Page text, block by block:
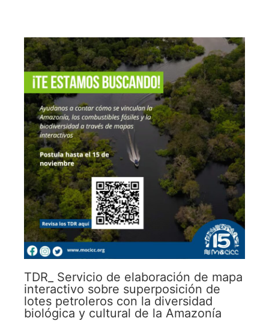
TDR_ Servicio de elaboración de mapa
interactivo sobre superposición de
lotes petroleros con la diversidad
biológica y cultural de la Amazonía